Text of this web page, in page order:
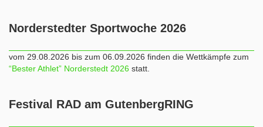
Norderstedter Sportwoche 2026
vom 29.08.2026 bis zum 06.09.2026 finden die Wettkämpfe zum
“Bester Athlet” Norderstedt 2026 statt.
Festival RAD am GutenbergRING